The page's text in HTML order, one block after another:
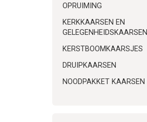
OPRUIMING
KERKKAARSEN EN
GELEGENHEIDSKAARSEN
KERSTBOOMKAARSJES
DRUIPKAARSEN
NOODPAKKET KAARSEN